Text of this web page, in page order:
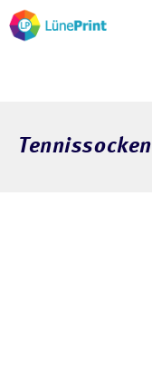
Tennissocken